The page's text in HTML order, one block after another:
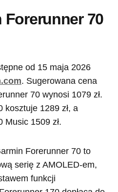
Forerunner 70
od 15 maja 2026
. Sugerowana cena
70 wynosi 1079 zł.
kosztuje 1289 zł, a
Music 1509 zł.
Forerunner 70 to
serię z AMOLED-em,
funkcji